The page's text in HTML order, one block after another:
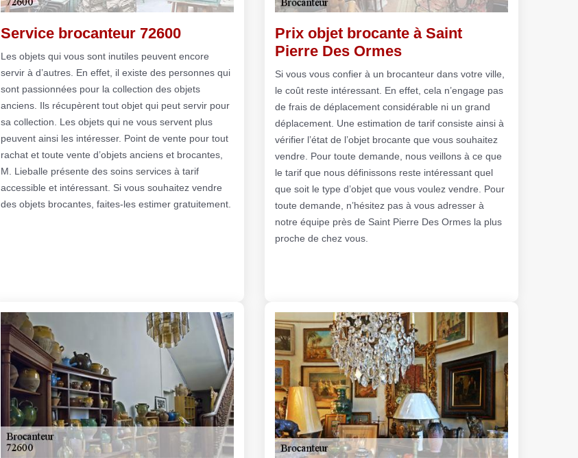
Service brocanteur 72600
Les objets qui vous sont inutiles peuvent encore
servir à d’autres. En effet, il existe des personnes qui
sont passionnées pour la collection des objets
anciens. Ils récupèrent tout objet qui peut servir pour
sa collection. Les objets qui ne vous servent plus
peuvent ainsi les intéresser. Point de vente pour tout
rachat et toute vente d’objets anciens et brocantes,
M. Lieballe présente des soins services à tarif
accessible et intéressant. Si vous souhaitez vendre
des objets brocantes, faites-les estimer gratuitement.
Prix objet brocante à Saint
Pierre Des Ormes
Si vous vous confier à un brocanteur dans votre ville,
le coût reste intéressant. En effet, cela n’engage pas
de frais de déplacement considérable ni un grand
déplacement. Une estimation de tarif consiste ainsi à
vérifier l’état de l’objet brocante que vous souhaitez
vendre. Pour toute demande, nous veillons à ce que
le tarif que nous définissons reste intéressant quel
que soit le type d’objet que vous voulez vendre. Pour
toute demande, n’hésitez pas à vous adresser à
notre équipe près de Saint Pierre Des Ormes la plus
proche de chez vous.